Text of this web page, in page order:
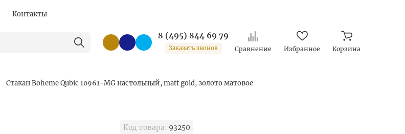
Контакты
8 (495) 844 69 79
Заказать звонок Сравнение Избранное Корзина
Стакан Boheme Qubic 10961-MG настольный, matt gold, золото матовое
Код товара: 93250